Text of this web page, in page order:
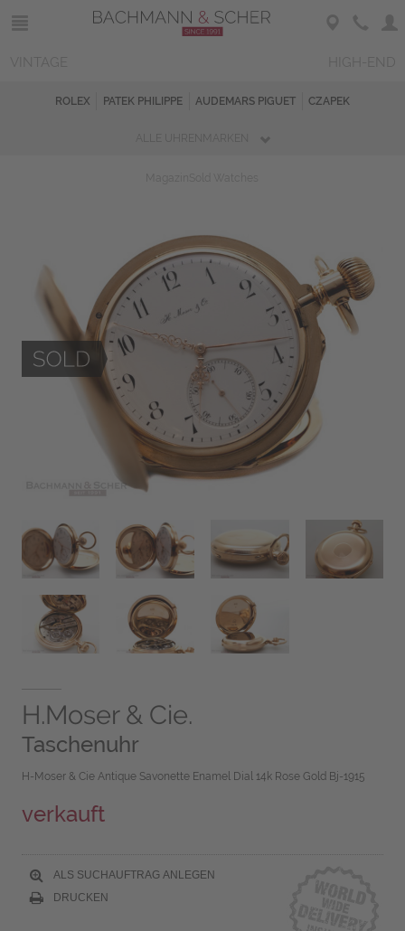
ROLEX PATEK PHILIPPE AUDEMARS PIGUET CZAPEK
H.Moser & Cie.
Taschenuhr
H-Moser & Cie Antique Savonette Enamel Dial 14k Rose Gold Bj-1915
verkauft
ALS SUCHAUFTRAG ANLEGEN
DRUCKEN